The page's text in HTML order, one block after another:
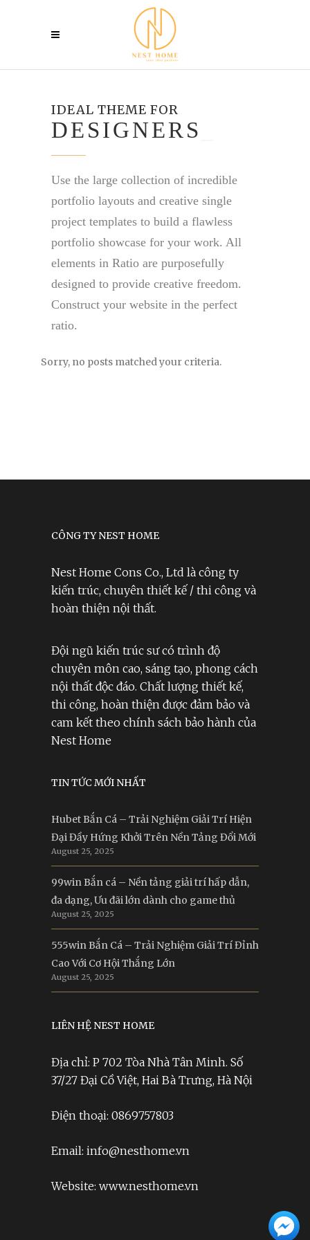
IDEAL THEME FOR
DESIGNER_
Use the large collection of incredible
portfolio layouts and creative single
project templates to build a flawless
portfolio showcase for your work. All
elements in Ratio are purposefully
designed to provide creative freedom.
Construct your website in the perfect
ratio.
Sorry, no posts matched your criteria.
CÔNG TY NEST HOME
Nest Home Cons Co., Ltd là công ty
kiến trúc, chuyên thiết kế / thi công và
hoàn thiện nội thất.
Đội ngũ kiến trúc sư có trình độ
chuyên môn cao, sáng tạo, phong cách
nội thất độc đáo. Chất lượng thiết kế,
thi công, hoàn thiện được đảm bảo và
cam kết theo chính sách bảo hành của
Nest Home
TIN TỨC MỚI NHẤT
Hubet Bắn Cá – Trải Nghiệm Giải Trí Hiện
Đại Đầy Hứng Khởi Trên Nền Tảng Đổi Mới
August 25, 2025
99win Bắn cá – Nền tảng giải trí hấp dẫn,
đa dạng, Ưu đãi lớn dành cho game thủ
August 25, 2025
555win Bắn Cá – Trải Nghiệm Giải Trí Đỉnh
Cao Với Cơ Hội Thắng Lớn
August 25, 2025
LIÊN HỆ NEST HOME
Địa chỉ: P 702 Tòa Nhà Tân Minh. Số
37/27 Đại Cồ Việt, Hai Bà Trưng, Hà Nội
Điện thoại: 0869757803
Email: info@nesthome.vn
Website: www.nesthome.vn